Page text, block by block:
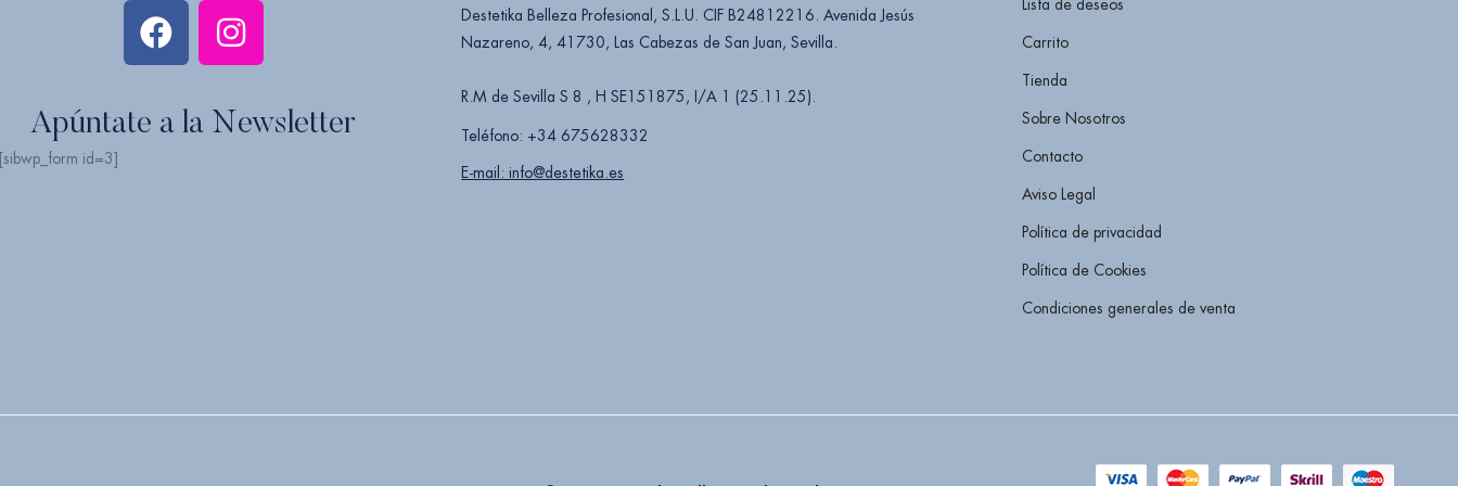
Apúntate a la Newsletter
id=3]
Destetika Belleza Profesional, S.L.U. CIF B24812216. Avenida Jesús
Nazareno, 4, 41730, Las Cabezas de San Juan, Sevilla.
R.M de Sevilla S 8 , H SE151875, I/A 1 (25.11.25).
Teléfono: +34 675628332
E-mail: info@destetika.es
Lista de deseos
Carrito
Tienda
Sobre Nosotros
Contacto
Aviso Legal
Política de privacidad
Política de Cookies
Condiciones generales de venta